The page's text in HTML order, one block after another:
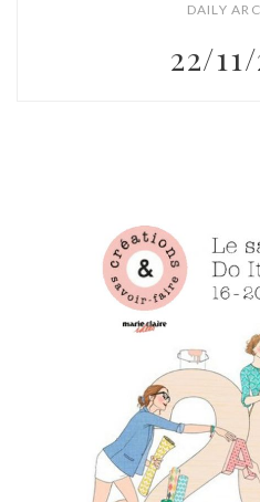
DAILY
22/